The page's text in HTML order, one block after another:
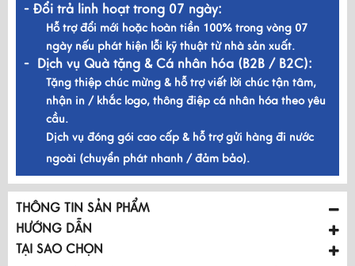
- Đổi trả linh hoạt trong 07 ngày:
Hỗ trợ đổi mới hoặc hoàn tiền 100% trong vòng 07
ngày nếu phát hiện lỗi kỹ thuật từ nhà sản xuất.
- Dịch vụ Quà tặng & Cá nhân hóa (B2B / B2C):
Tặng thiệp chúc mừng & hỗ trợ viết lời chúc tận tâm,
nhận in / khắc logo, thông điệp cá nhân hóa theo yêu
cầu.
Dịch vụ đóng gói cao cấp & hỗ trợ gửi hàng đi nước
ngoài (chuyển phát nhanh / đảm bảo).
THÔNG TIN SẢN PHẨM
HƯỚNG DẪN
TẠI SAO CHỌN